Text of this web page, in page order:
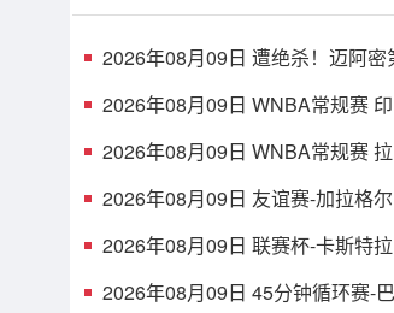
2026年08月09日 遭绝杀！迈阿密
示梅西球衣
2026年08月09日 WNBA常规赛
锦
2026年08月09日 WNBA常规赛
场集锦
2026年08月09日 友谊赛-加拉格
2026年08月09日 联赛杯-卡斯特
2026年08月09日 45分钟循环赛-